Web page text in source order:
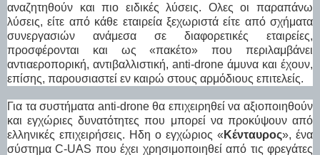
αναζητηθούν και πιο ειδικές λύσεις. Ολες οι παραπάνω
λύσεις, είτε από κάθε εταιρεία ξεχωριστά είτε από σχήματα
συνεργασιών ανάμεσα σε διαφορετικές εταιρείες,
προσφέρονται και ως «πακέτο» που περιλαμβάνει
αντιαεροπορική, αντιβαλλιστική, anti-drone άμυνα και έχουν,
επίσης, παρουσιαστεί εν καιρώ στους αρμόδιους επιτελείς.
Για τα συστήματα anti-drone θα επιχειρηθεί να αξιοποιηθούν
και εγχώριες δυνατότητες που μπορεί να προκύψουν από
ελληνικές επιχειρήσεις. Ηδη ο εγχώριος « Κένταυρος», ένα
σύστημα C-UAS που έχει χρησιμοποιηθεί από τις φρεγάτες